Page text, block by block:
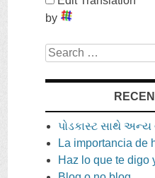
by
Search
પોડકાસ્ટ સાથે અન્ય
La importancia de
Haz lo que te digo